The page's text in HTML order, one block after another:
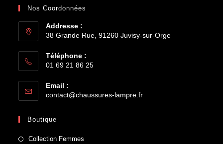
Nos Coordonnées
Addresse :
38 Grande Rue, 91260 Juvisy-sur-Orge
Téléphone :
01 69 21 86 25
Email :
contact@chaussures-lampre.fr
Boutique
Collection Femmes